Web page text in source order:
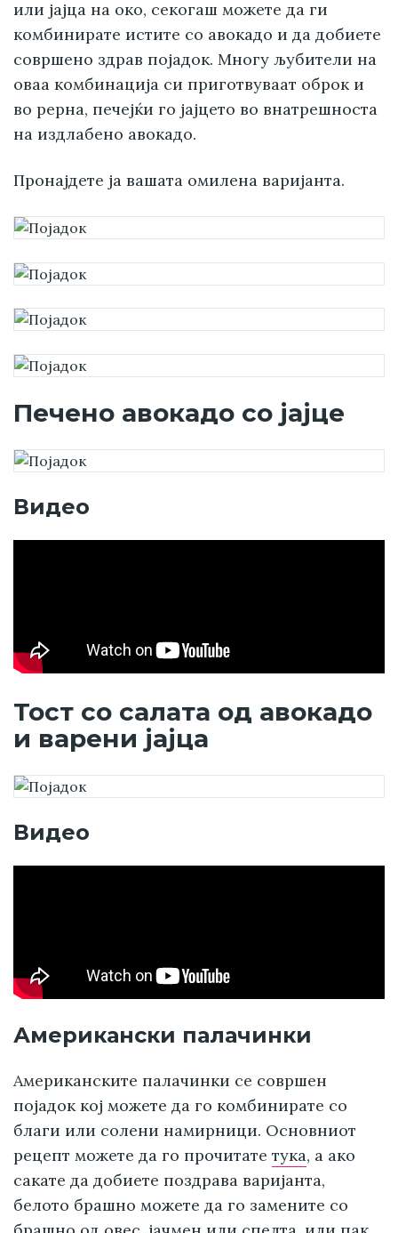
или јајца на око, секогаш можете да ги
комбинирате истите со авокадо и да добиете
совршено здрав појадок. Многу љубители на
оваа комбинација си приготвуваат оброк и
во рерна, печејќи го јајцето во внатрешноста
на издлабено авокадо.
Пронајдете ја вашата омилена варијанта.
Печено авокадо со јајце
Видео
Тост со салата од авокадо
и варени јајца
Видео
Американски палачинки
Американските палачинки се совршен
појадок кој можете да го комбинирате со
благи или солени намирници. Основниот
рецепт можете да го прочитате тука, а ако
сакате да добиете поздрава варијанта,
белото брашно можете да го замените со